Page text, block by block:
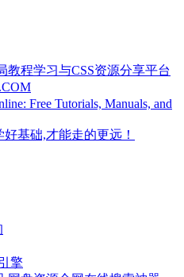
教程学习与CSS资源分享平台
Free Tutorials, Manuals, and
好基础,才能走的更远！
擎